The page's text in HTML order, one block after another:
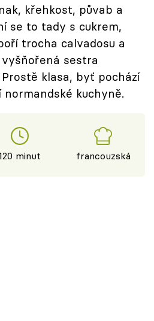
křehkost, půvab a
se to tady s cukrem,
trocha calvadosu a
sestra
klasa, byť pochází
kuchyně.
minut francouzská